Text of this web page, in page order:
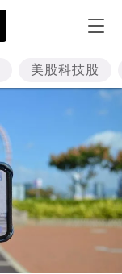
美股科技股